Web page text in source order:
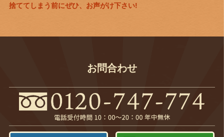
捨ててしまう前にぜひ、お声がけ下さい!
お問合わせ